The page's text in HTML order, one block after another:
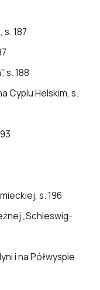
187
s. 188
Cyplu Helskim, s.
s. 196
„Schleswig-
i na Półwyspie